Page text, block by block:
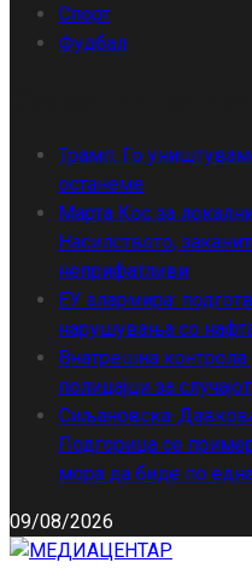
Спорт
Фудбал
Трамп: Го
останеме
Марта Кос за
Насилството,
неприфатливи
ЕУ алармира:
нарушувања со
Внатрешна контрола
полицајци за
Сиљановска-
Подгорица се
мора да биде по
09/08/2026